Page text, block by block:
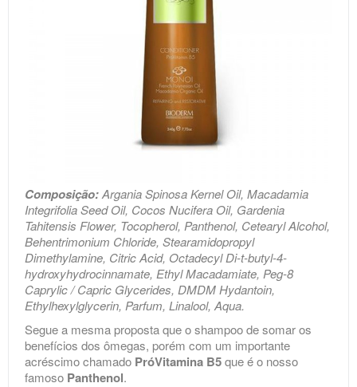
Composição:Argania Spinosa Kernel Oil, Macadamia
Integrifolia Seed Oil, Cocos Nucifera Oil, Gardenia
Tahitensis Flower, Tocopherol, Panthenol, Cetearyl Alcohol,
Behentrimonium Chloride, Stearamidopropyl
Dimethylamine, Citric Acid, Octadecyl Di-t-butyl-4-
hydroxyhydrocinnamate, Ethyl Macadamiate, Peg-8
Caprylic / Capric Glycerides, DMDM Hydantoin,
Ethylhexylglycerin, Parfum, Linalool, Aqua.
Segue a mesma proposta que o shampoo de somar os
benefícios dos ômegas, porém com um importante
acréscimo chamado PróVitamina B5que é o nosso
famoso Panthenol.